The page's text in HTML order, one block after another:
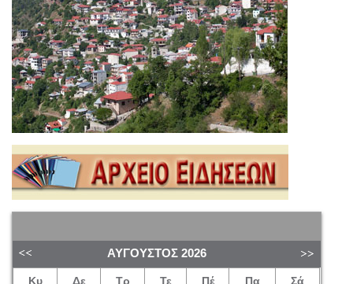
ΑΎΓΟΥΣΤΟΣ 2026
Κυ Δε Τρ Τε Πέ Πα Σά